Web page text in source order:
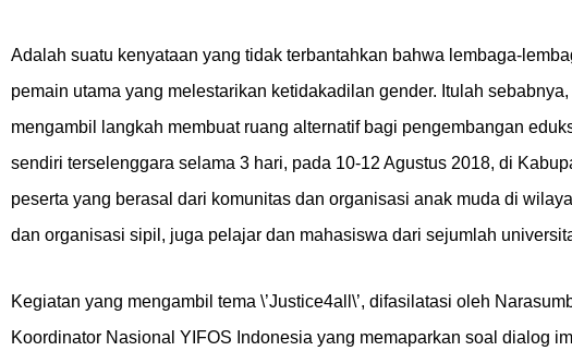
Adalah suatu kenyataan yang tidak terbantahkan bahwa lembaga-
pemain utama yang melestarikan ketidakadilan gender. Itulah
mengambil langkah membuat ruang alternatif bagi pengembangan
sendiri terselenggara selama 3 hari, pada 10-12 Agustus 2018, di
peserta yang berasal dari komunitas dan organisasi anak muda di
dan organisasi sipil, juga pelajar dan mahasiswa dari sejumlah
Kegiatan yang mengambil tema \’Justice4all\’, difasilatasi oleh
Koordinator Nasional YIFOS Indonesia yang memaparkan soal dialog